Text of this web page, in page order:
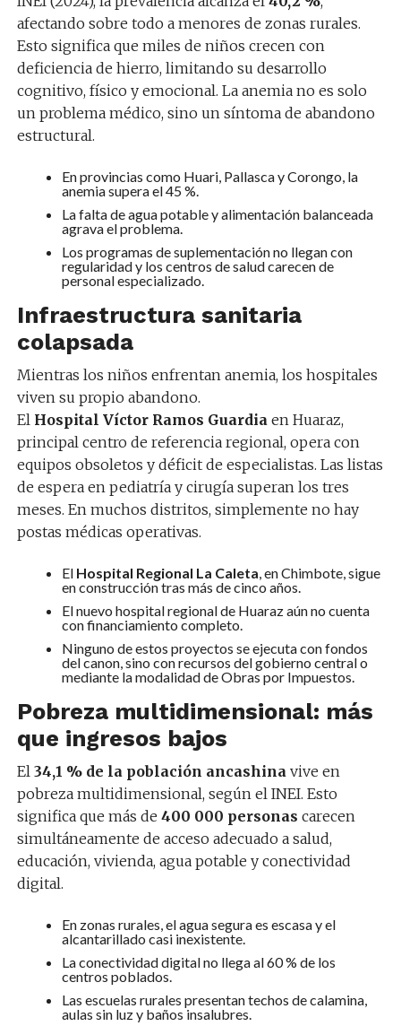
afectando sobre todo a menores de zonas rurales.
Esto significa que miles de niños crecen con
deficiencia de hierro, limitando su desarrollo
cognitivo, físico y emocional. La anemia no es solo
un problema médico, sino un síntoma de abandono
estructural.
En provincias como Huari, Pallasca y Corongo, la
anemia supera el 45 %.
La falta de agua potable y alimentación balanceada
agrava el problema.
Los programas de suplementación no llegan con
regularidad y los centros de salud carecen de
personal especializado.
Infraestructura sanitaria
colapsada
Mientras los niños enfrentan anemia, los hospitales
viven su propio abandono.
El Hospital Víctor Ramos Guardia en Huaraz,
principal centro de referencia regional, opera con
equipos obsoletos y déficit de especialistas. Las listas
de espera en pediatría y cirugía superan los tres
meses. En muchos distritos, simplemente no hay
postas médicas operativas.
El Hospital Regional La Caleta, en Chimbote, sigue
en construcción tras más de cinco años.
El nuevo hospital regional de Huaraz aún no cuenta
con financiamiento completo.
Ninguno de estos proyectos se ejecuta con fondos
del canon, sino con recursos del gobierno central o
mediante la modalidad de Obras por Impuestos.
Pobreza multidimensional: más
que ingresos bajos
El 34,1 % de la población ancashina vive en
pobreza multidimensional, según el INEI. Esto
significa que más de 400 000 personas carecen
simultáneamente de acceso adecuado a salud,
educación, vivienda, agua potable y conectividad
digital.
En zonas rurales, el agua segura es escasa y el
alcantarillado casi inexistente.
La conectividad digital no llega al 60 % de los
centros poblados.
Las escuelas rurales presentan techos de calamina,
aulas sin luz y baños insalubres.